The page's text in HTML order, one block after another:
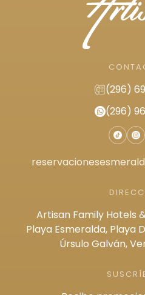
(296)
(296)
Artisan Family Hotels
Playa Esmeralda, Playa
Úrsulo Galván,